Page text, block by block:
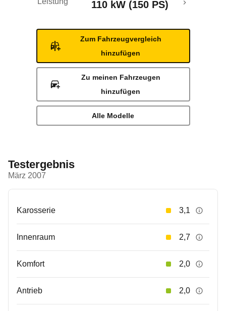
110 kW (150 PS)
Zum Fahrzeugvergleich
hinzufügen
Zu meinen Fahrzeugen
hinzufügen
Alle Modelle
Testergebnis
März 2007
Karosserie 3,1
Innenraum 2,7
Komfort 2,0
Antrieb 2,0